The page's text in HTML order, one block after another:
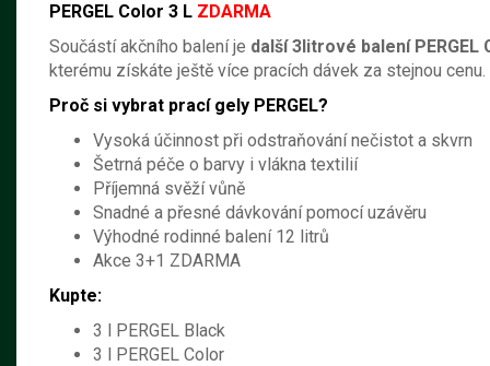
PERGEL Color 3 L ZDARMA
Součástí akčního balení je další 3litrové balení
kterému získáte ještě více pracích dávek za stejnou cenu.
Proč si vybrat prací gely PERGEL?
Vysoká účinnost při odstraňování nečistot a skvrn
Šetrná péče o barvy i vlákna textilií
Příjemná svěží vůně
Snadné a přesné dávkování pomocí uzávěru
Výhodné rodinné balení 12 litrů
Akce 3+1 ZDARMA
Kupte:
3 l PERGEL Black
3 l PERGEL Color